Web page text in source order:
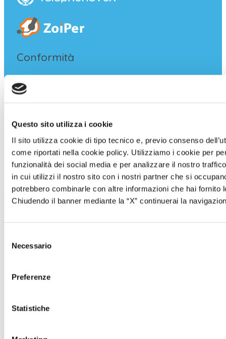
Questo sito utilizza i cookie
Il sito utilizza cookie di tipo tecnico e, previo consenso
come riportati nella cookie policy. Utilizziamo i cookie per
funzionalità dei social media e per analizzare il nostro
in cui utilizzi il nostro sito con i nostri partner che si
potrebbero combinarle con altre informazioni che hai
Chiudendo il banner mediante la “X” continuerai la
delNecessario
Preferenze
Statistiche
Conformità
Cookie policy
Informativa clienti
Informativa fornitori
Informativa wholesaler